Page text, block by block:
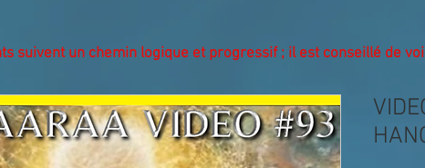
suivent un chemin logique et progressif ; il est conseillé de